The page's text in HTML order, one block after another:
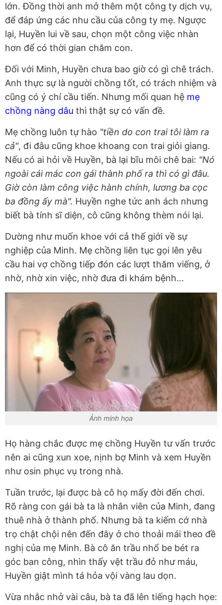
lớn. Đồng thời anh mở thêm một công ty dịch vụ,
để đáp ứng các nhu cầu của công ty mẹ. Ngược
lại, Huyền lui về sau, chọn một công việc nhàn
hơn để có thời gian chăm con.
Đối với Minh, Huyền chưa bao giờ có gì chê trách.
Anh thực sự là người chồng tốt, có trách nhiệm và
cũng có ý chí cầu tiến. Nhưng mối quan hệ mẹ
chồng nàng dâu thì thật sự có vấn đề.
Mẹ chồng luôn tự hào "tiền do con trai tôi làm ra
cả", đi đâu cũng khoe khoang con trai giỏi giang.
Nếu có ai hỏi về Huyền, bà lại bĩu môi chê bai: "Nó
ngoài cái mác con gái thành phố ra thì có gì đâu.
Giờ còn làm công việc hành chính, lương ba cọc
ba đồng ấy mà". Huyền nghe tức anh ách nhưng
biết bà tính sĩ diện, cô cũng không thèm nói lại.
Dường như muốn khoe với cả thế giới về sự
nghiệp của Minh. Mẹ chồng liên tục gọi lên yêu
cầu hai vợ chồng tiếp đón các lượt thăm viếng, ở
nhờ, nhờ xin việc, nhờ đưa đi khám bệnh...
Ảnh minh họa
Họ hàng chắc được mẹ chồng Huyền tư vấn trước
nên ai cũng xun xoe, nịnh bợ Minh và xem Huyền
như osin phục vụ trong nhà.
Tuần trước, lại được bà cô họ mấy đời đến chơi.
Rõ ràng con gái bà ta là nhân viên của Minh, đang
thuê nhà ở thành phố. Nhưng bà ta kiếm cớ nhà
trọ chật chội nên đến đây ở cho thoải mái theo đề
nghị của mẹ Minh. Bà cô ăn trầu nhổ be bét ra
góc ban công, nhìn thấy vệt trầu đỏ như máu,
Huyền giật mình tá hỏa vội vàng lau dọn.
Vừa nhắc nhở vài câu, bà ta đã lên tiếng hạch họe: